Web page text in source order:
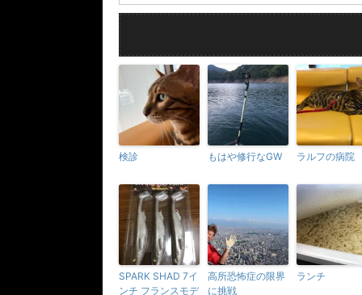
検診 もはや修行なGW ラルフの病院
SPARK SHAD 7イ
ンチ フランスモデ
高所恐怖症の限界
に挑戦
ランチ